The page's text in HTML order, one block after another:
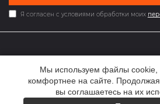
Мы используем файлы cookie,
комфортнее на сайте. Продолжая
вы соглашаетесь на их
Я согласен с условиями обработки моих
2026 © Мультибрендовый магазин
online.ru